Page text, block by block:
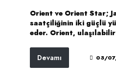
Orient ve Orient Star;
saatçiliğinin iki güçlü
eder. Orient,
koleksiyonlarıyla öne
Devamı 03/